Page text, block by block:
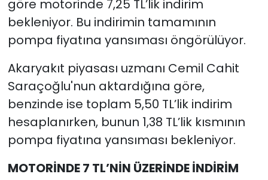
göre motorinde 7,25 TL’lik indirim
bekleniyor. Bu indirimin tamamının
pompa fiyatına yansıması öngörülüyor.
Akaryakıt piyasası uzmanı Cemil Cahit
Saraçoğlu'nun aktardığına göre,
benzinde ise toplam 5,50 TL’lik indirim
hesaplanırken, bunun 1,38 TL’lik kısmının
pompa fiyatına yansıması bekleniyor.
MOTORİNDE 7 TL’NİN ÜZERİNDE İNDİRİM